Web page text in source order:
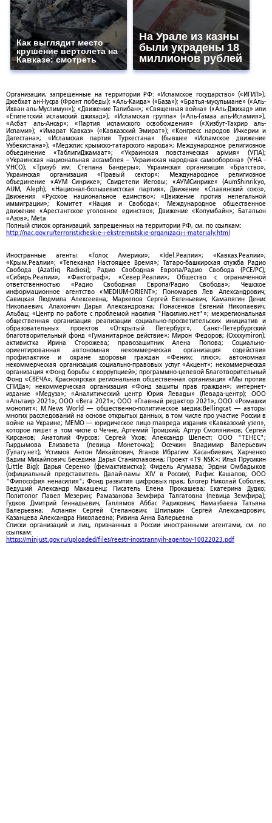
Как выглядит место
крушение вертолета на
Кавказе: смотреть
На Урале из казны
были украдены 18
миллионов рублей
Организации, запрещенные на территории РФ: «Исламское государство» («ИГИЛ»);
Джебхат ан-Нусра (Фронт победы); «Аль-Каида» («База»); «Братья-мусульмане» («Аль-
Ихван аль-Муслимун»); «Движение Талибан»; «Священная война» («Аль-Джихад» или
«Египетский исламский джихад»); «Исламская группа» («Аль-Гамаа аль-Исламия»);
«Асбат аль-Ансар»; «Партия исламского освобождения» («Хизбут-Тахрир аль-
Ислами»); «Имарат Кавказ» («Кавказский Эмират»); «Конгресс народов Ичкерии и
Дагестана»; «Исламская партия Туркестана» (бывшее «Исламское движение
Узбекистана»); «Меджлис крымско-татарского народа»; Международное религиозное
объединение «ТаблигиДжамаат»; «Украинская повстанческая армия» (УПА);
«Украинская национальная ассамблея – Украинская народная самооборона» (УНА -
УНСО); «Тризуб им. Степана Бандеры»; Украинская организация «Братство»;
Украинская организация «Правый сектор»; Международное религиозное
объединение «АУМ Синрике»; Свидетели Иеговы; «АУМСинрике» (AumShinrikyo,
AUM, Aleph); «Национал-большевистская партия»; Движение «Славянский союз»;
Движения «Русское национальное единство»; «Движение против нелегальной
иммиграции»; Комитет «Нация и Свобода»; Международное общественное
движение «Арестантское уголовное единство»; Движение «Колумбайн»; Батальон
«Азов»; Meta
Полный список организаций, запрещенных на территории РФ, см. по ссылкам:
http://nac.gov.ru/terroristicheskie-i-ekstremistskie-organizacii-i-materialy.html
Иностранные агенты: «Голос Америки»; «Idel.Реалии»; «Кавказ.Реалии»;
«Крым.Реалии»; «Телеканал Настоящее Время»; Татаро-башкирская служба Радио
Свобода (Azatliq Radiosi); Радио Свободная Европа/Радио Свобода (PCE/PC);
«Сибирь.Реалии»; «Фактограф»; «Север.Реалии»; Общество с ограниченной
ответственностью «Радио Свободная Европа/Радио Свобода»; Чешское
информационное агентство «MEDIUM-ORIENT»; Пономарев Лев Александрович;
Савицкая Людмила Алексеевна; Маркелов Сергей Евгеньевич; Камалягин Денис
Николаевич; Апахончич Дарья Александровна; Понасенков Евгений Николаевич;
Альбац; «Центр по работе с проблемой насилия "Насилию.нет"»; межрегиональная
общественная организация реализации социально-просветительских инициатив и
образовательных проектов «Открытый Петербург»; Санкт-Петербургский
благотворительный фонд «Гуманитарное действие»; Мирон Федоров; (Oxxxymiron);
активистка Ирина Сторожева; правозащитник Алена Попова; Социально-
ориентированная автономная некоммерческая организация содействия
профилактике и охране здоровья граждан «Феникс плюс»; автономная
некоммерческая организация социально-правовых услуг «Акцент»; некоммерческая
организация «Фонд борьбы с коррупцией»; программно-целевой Благотворительный
Фонд «СВЕЧА»; Красноярская региональная общественная организация «Мы против
СПИДа»; некоммерческая организация «Фонд защиты прав граждан»; интернет-
издание «Медуза»; «Аналитический центр Юрия Левады» (Левада-центр); ООО
«Альтаир 2021»; ООО «Вега 2021»; ООО «Главный редактор 2021»; ООО «Ромашки
монолит»; M.News World — общественно-политическое медиа;Bellingcat — авторы
многих расследований на основе открытых данных, в том числе про участие России в
войне на Украине; МЕМО — юридическое лицо главреда издания «Кавказский узел»,
которое пишет в том числе о Чечне; Артемий Троицкий; Артур Смолянинов; Сергей
Кирсанов; Анатолий Фурсов; Сергей Ухов; Александр Шелест; ООО "ТЕНЕС";
Гырдымова Елизавета (певица Монеточка); Осечкин Владимир Валерьевич
(Гулагу.нет); Устимов Антон Михайлович; Яганов Ибрагим Хасанбиевич; Харченко
Вадим Михайлович; Беседина Дарья Станиславовна; Проект «T9 NSK»; Илья Прусикин
(Little Big); Дарья Серенко (фемактивистка); Фидель Агумава; Эрдни Омбадыков
(официальный представитель Далай-ламы XIV в России); Рафис Кашапов; ООО
"Философия ненасилия"; Фонд развития цифровых прав; Блогер Николай Соболев;
Ведущий Александр Макашенц; Писатель Елена Прокашева; Екатерина Дудко;
Политолог Павел Мезерин; Рамазанова Земфира Талгатовна (певица Земфира);
Гудков Дмитрий Геннадьевич; Галлямов Аббас Радикович; Намазбаева Татьяна
Валерьевна; Асланян Сергей Степанович; Шпилькин Сергей Александрович;
Казанцева Александра Николаевна; Ривина Анна Валерьевна
Списки организаций и лиц, признанных в России иностранными агентами, см. по
ссылкам:
https://minjust.gov.ru/uploaded/files/reestr-inostrannyih-agentov-10022023.pdf